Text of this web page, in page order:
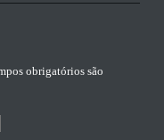
obrigatórios são